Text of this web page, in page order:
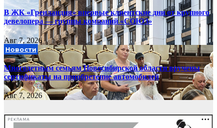
В ЖК «Гренландия» впервые клиентские дни от крупного
девелопера — группы компаний «СОЮЗ»
Авг 7, 2026
Новости
Многодетным семьям Новосибирской области вручены
сертификаты на приобретение автомобилей
Авг 7, 2026
РЕКЛАМА